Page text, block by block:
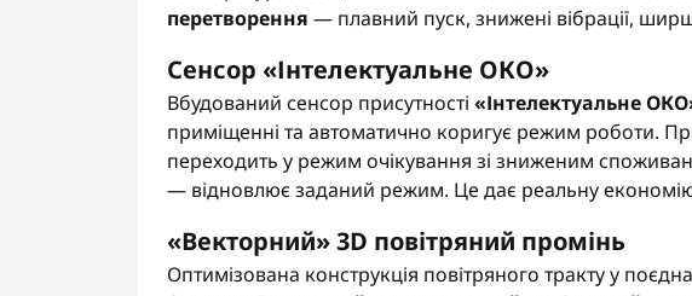
перетворення — плавний пуск, знижені вібрації,
Сенсор «Інтелектуальне ОКО»
Вбудований сенсор присутності «Інтелектуальне
приміщенні та автоматично коригує режим роботи.
переходить у режим очікування зі зниженим
— відновлює заданий режим. Це дає реальну економію
«Векторний» 3D повітряний промінь
Оптимізована конструкція повітряного тракту у